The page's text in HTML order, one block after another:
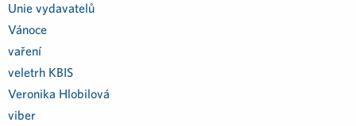
Unie vydavatelů
Vánoce
vaření
veletrh KBIS
Veronika Hlobilová
viber